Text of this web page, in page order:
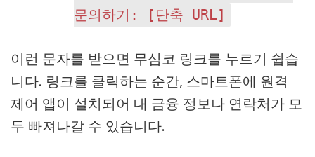
문의하기: [단축 URL]
이런 문자를 받으면 무심코 링크를 누르기 쉽습
니다. 링크를 클릭하는 순간, 스마트폰에 원격
제어 앱이 설치되어 내 금융 정보나 연락처가 모
두 빠져나갈 수 있습니다.